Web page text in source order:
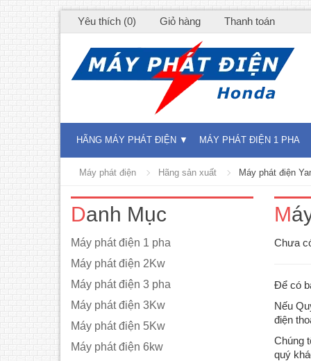
Yêu thích (0) Giỏ hàng Thanh toán
HÃNG MÁY PHÁT ĐIỆN MÁY PHÁT ĐIỆN 1 PHA
Máy phát điện Hãng sản xuất Máy phát điện
Danh Mục
Máy phát điện 1 pha
Máy phát điện 2Kw
Máy phát điện 3 pha
Máy phát điện 3Kw
Máy phát điện 5Kw
Máy phát điện 6kw
Chưa
Để có
Nếu
điện
Chúng
quý